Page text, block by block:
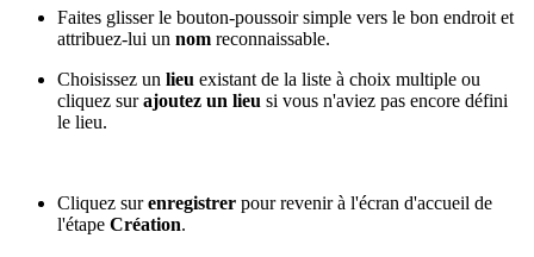
Faites glisser le bouton-poussoir simple vers le bon endroit et
attribuez-lui un nom reconnaissable.
Choisissez un lieu existant de la liste à choix multiple ou
cliquez surajoutez un lieu si vous n'aviez pas encore défini
le lieu.
Cliquez surenregistrer pour revenir à l'écran d'accueil de
l'étape Création.